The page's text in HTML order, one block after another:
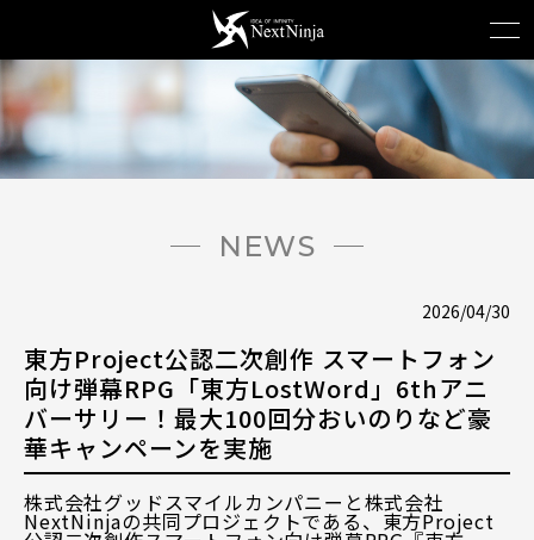
NEWS
2026/04/30
東方Project公認二次創作 スマートフォン
向け弾幕RPG「東方LostWord」6thアニ
バーサリー！最大100回分おいのりなど豪
華キャンペーンを実施
株式会社グッドスマイルカンパニーと株式会社
NextNinjaの共同プロジェクトである、東方Project